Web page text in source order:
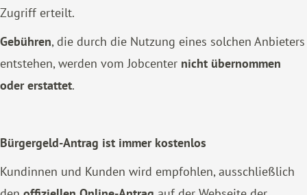
Zugriff erteilt.
Gebühren, die durch die Nutzung eines solchen Anbieters
entstehen, werden vom Jobcenter nicht übernommen
oder erstattet.
Bürgergeld-Antrag ist immer kostenlos
Kundinnen und Kunden wird empfohlen, ausschließlich